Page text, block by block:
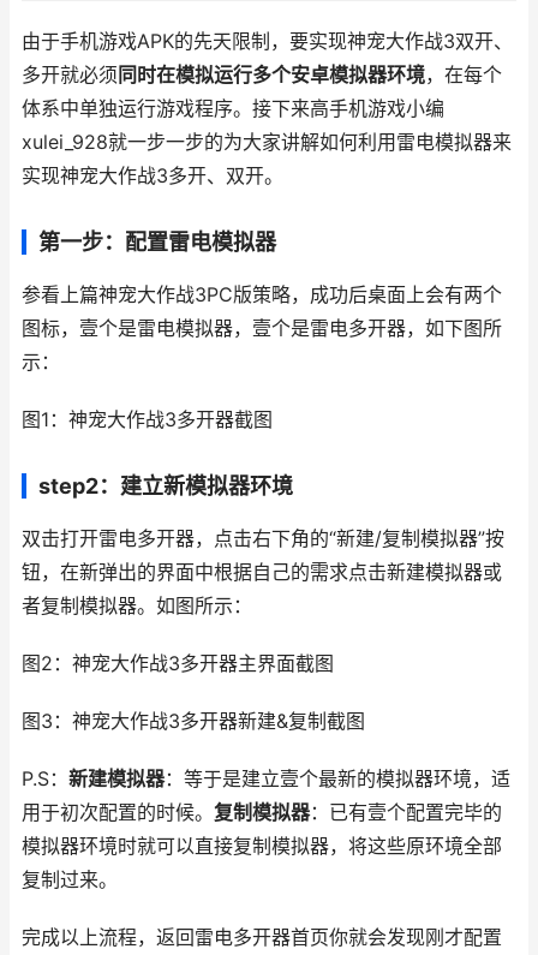
由于手机游戏APK的先天限制，要实现神宠大作战3双开、
多开就必须 同时在模拟运行多个安卓模拟器环境，在每个
体系中单独运行游戏程序。接下来高手机游戏小编
xulei_928就一步一步的为大家讲解如何利用雷电模拟器来
实现神宠大作战3多开、双开。
第一步：配置雷电模拟器
参看上篇神宠大作战3PC版策略，成功后桌面上会有两个
图标，壹个是雷电模拟器，壹个是雷电多开器，如下图所
示：
图1：神宠大作战3多开器截图
step2：建立新模拟器环境
双击打开雷电多开器，点击右下角的“新建/复制模拟器”按
钮，在新弹出的界面中根据自己的需求点击新建模拟器或
者复制模拟器。如图所示：
图2：神宠大作战3多开器主界面截图
图3：神宠大作战3多开器新建&复制截图
P.S： 新建模拟器：等于是建立壹个最新的模拟器环境，适
用于初次配置的时候。 复制模拟器：已有壹个配置完毕的
模拟器环境时就可以直接复制模拟器，将这些原环境全部
复制过来。
完成以上流程，返回雷电多开器首页你就会发现刚才配置